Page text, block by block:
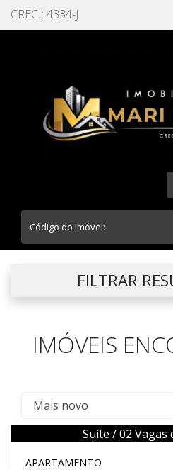
CRECI: 4334-J
FILTRAR
IMÓVEIS
Suíte / 02 Vagas
APARTAMENTO